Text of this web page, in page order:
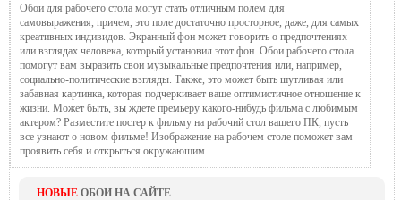
Обои для рабочего стола могут стать отличным полем для
самовыражения, причем, это поле достаточно просторное, даже, для самых
креативных индивидов. Экранный фон может говорить о предпочтениях
или взглядах человека, который установил этот фон. Обои рабочего стола
помогут вам выразить свои музыкальные предпочтения или, например,
социально-политические взгляды. Также, это может быть шутливая или
забавная картинка, которая подчеркивает ваше оптимистичное отношение к
жизни. Может быть, вы ждете премьеру какого-нибудь фильма с любимым
актером? Разместите постер к фильму на рабочий стол вашего ПК, пусть
все узнают о новом фильме! Изображение на рабочем столе поможет вам
проявить себя и открыться окружающим.
НОВЫЕ ОБОИ НА САЙТЕ